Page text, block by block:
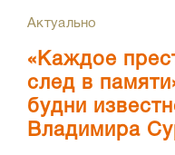
Актуально
«Каждое
след в
будни
Владимира